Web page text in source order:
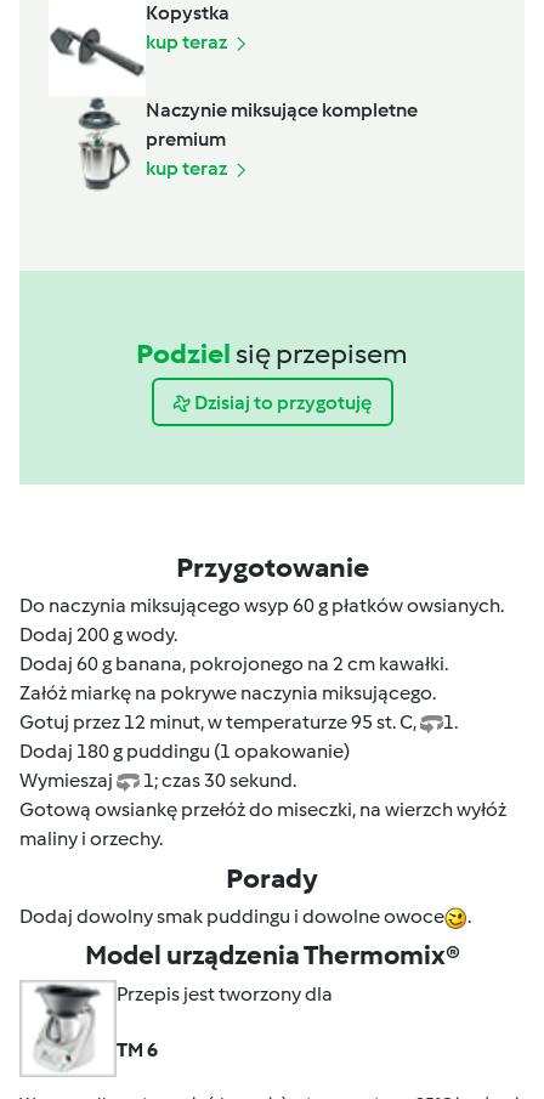
Kopystka
kup teraz
Naczynie miksujące kompletne
premium
kup teraz
Podziel się przepisem
Dzisiaj to przygotuję
Przygotowanie
Do naczynia miksującego wsyp 60 g płatków owsianych.
Dodaj 200 g wody.
Dodaj 60 g banana, pokrojonego na 2 cm kawałki.
Załóż miarkę na pokrywe naczynia miksującego.
Gotuj przez 12 minut, w temperaturze 95 st. C,
1.
Dodaj 180 g puddingu (1 opakowanie)
Wymieszaj
1; czas 30 sekund.
Gotową owsiankę przełóż do miseczki, na wierzch wyłóż
maliny i orzechy.
Porady
Dodaj dowolny smak puddingu i dowolne owoce .
Model urządzenia Thermomix®
Przepis jest tworzony dla
TM 6